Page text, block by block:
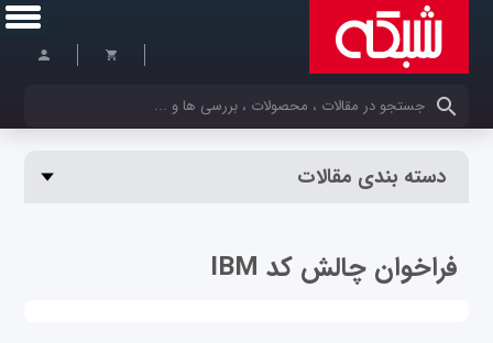
کلمات کلیدی خود را وارد کنید
دسته بندی مقالات
فراخوان چالش کد IBM